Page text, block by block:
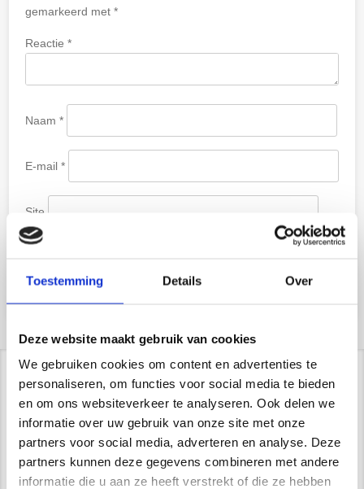
Toestemming Details Over
Deze website maakt gebruik van cookies
We gebruiken cookies om content en advertenties te
personaliseren, om functies voor social media te bieden
en om ons websiteverkeer te analyseren. Ook delen we
informatie over uw gebruik van onze site met onze
partners voor social media, adverteren en analyse. Deze
partners kunnen deze gegevens combineren met andere
informatie die u aan ze heeft verstrekt of die ze hebben
gemarkeerd met *
Reactie *
Naam *
E-mail *
Site
Contact/ Showroom
De Trompet 1141 in Heemskerk
*Uitsluitend op afspraak*
info@newstyle-gietvloeren.nl
Tel. 0614333291